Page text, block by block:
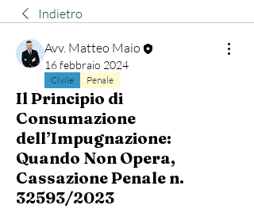
Indietro
Avv. Matteo Maio
16 febbraio 2024
Civile Penale
Il Principio di
Consumazione
dell’Impugnazione:
Quando Non Opera,
Cassazione Penale n.
32593/2023